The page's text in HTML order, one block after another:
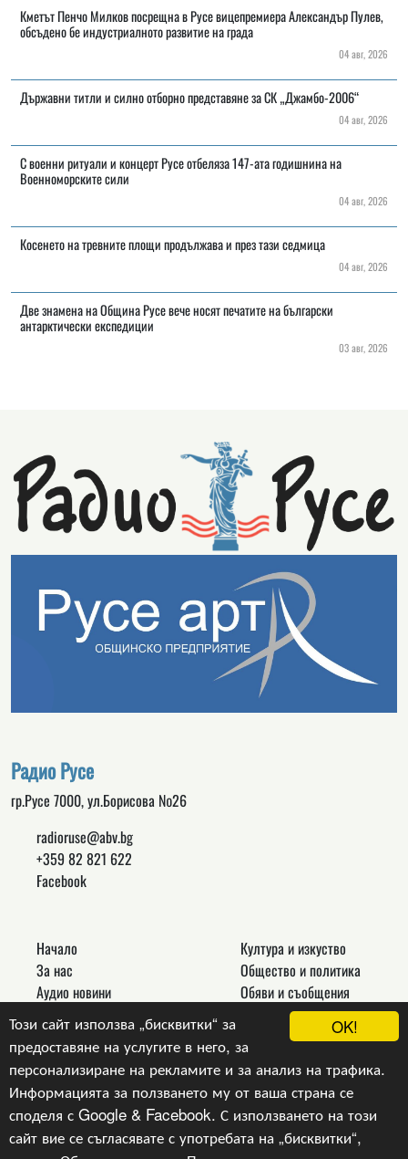
OK!
Този сайт използва „бисквитки“ за
предоставяне на услугите в него, за
персонализиране на рекламите и за анализ на трафика.
Информацията за ползването му от ваша страна се
споделя с Google & Facebook. С използването на този
сайт вие се съгласявате с употребата на „бисквитки“,
Кметът Пенчо Милков посрещна в Русе вицепремиера Александър Пулев,
обсъдено бе индустриалното развитие на града
04 авг, 2026
Държавни титли и силно отборно представяне за СК „Джамбо-2006“
04 авг, 2026
С военни ритуали и концерт Русе отбеляза 147-ата годишнина на
Военноморските сили
04 авг, 2026
Косенето на тревните площи продължава и през тази седмица
04 авг, 2026
Две знамена на Община Русе вече носят печатите на български
антарктически експедиции
03 авг, 2026
Радио Русе
гр.Русе 7000, ул.Борисова №26
radioruse@abv.bg
+359 82 821 622
Facebook
Начало
За нас
Аудио новини
Реклама
Връзки
Контакти
Култура и изкуство
Общество и политика
Обяви и съобщения
Новини
Други
Copyright © 2024, v.1.0,Радио Русе, Уеб Дизайн и